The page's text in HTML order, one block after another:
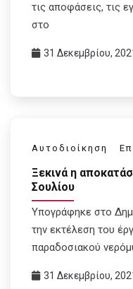
τις αποφάσεις, τις
στο
31 Δεκεμβρίου,
Αυτοδιοίκηση
Ξεκινά η
Σουλίου
Υπογράφηκε στο
την εκτέλεση του
παραδοσιακού
31 Δεκεμβρίου,